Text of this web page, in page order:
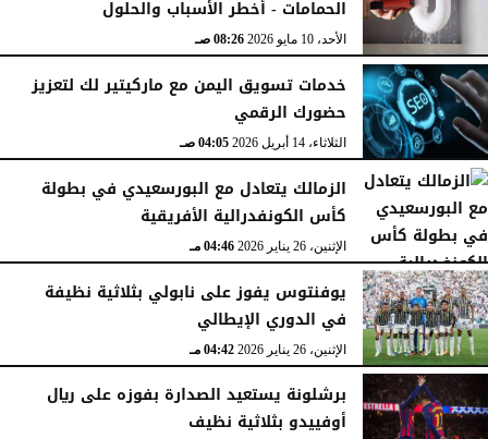
الحمامات - أخطر الأسباب والحلول
الأحد، 10 مايو 2026 08:26 صـ
خدمات تسويق اليمن مع ماركيتير لك لتعزيز
حضورك الرقمي
الثلاثاء، 14 أبريل 2026 04:05 صـ
الزمالك يتعادل مع البورسعيدي في بطولة
كأس الكونفدرالية الأفريقية
الإثنين، 26 يناير 2026 04:46 مـ
يوفنتوس يفوز على نابولي بثلاثية نظيفة
في الدوري الإيطالي
الإثنين، 26 يناير 2026 04:42 مـ
برشلونة يستعيد الصدارة بفوزه على ريال
أوفييدو بثلاثية نظيف